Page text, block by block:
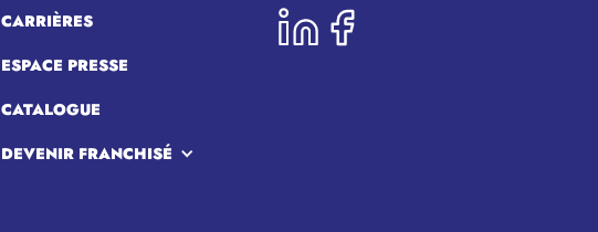
CARRIÈRES
ESPACE PRESSE
CATALOGUE
DEVENIR FRANCHISÉ